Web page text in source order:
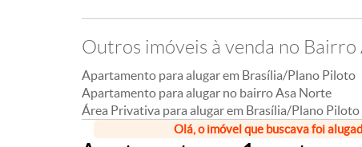
Outros imóveis à venda no Bairro
Apartamento para alugar em Brasília/Plano Piloto
Apartamento para alugar no bairro Asa Norte
Área Privativa para alugar em Brasília/Plano Piloto
Olá, o imóvel que buscava foi